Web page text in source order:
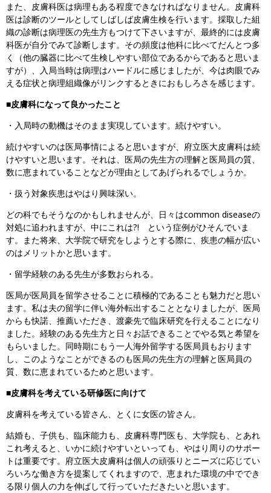
また、皮膚科医は病理もある程度できなければなりません。皮膚科
医は診断のツールとしてしばしば皮膚生検を行います。採取した組
織の診断は病理医の先生方もつけて下さいますが、最終的には皮膚
科医が自分でみて診断します。その頻度は他科に比べてだんとつ多
く（他の臓器に比べて生検しやすい部位であるからであると思いま
すが）、入局当時は病理はハードルに感じましたが、今は肉眼でみ
える症状と病理組織像がリンクするときにおもしろさを感じます。
■皮膚科になって良かったこと
・入局時の動機はそのまま実現しています。続けやすい。
続けやすいのは医局事情によると思いますが、府立医大皮膚科は続
けやすいと思います。それは、医局の先生方の理解と医局員の質、
数に恵まれていることなどが理由としてあげられるでしょうか。
・扱う対象疾患はやはり興味深い。
どの科でもそうなのかもしれませんが、日々はcommon diseaseの
対処に追われますが、中にこれは?! という症例がひそんでいま
す。また将来、大学院で研究をしようとする際に、疾患の幅が広い
のはメリットかと思います。
・留学経験のある先生が多数おられる。
医局が医局員を留学させることに積極的であることも魅力だと思い
ます。私は夫の留学に伴い海外転出することとなりましたが、医局
からも快諾、推薦いただき、渡豪先で臨床研究を行えることになり
ました。経験のある先生方と日々お話できることでやる気と希望を
もらいました。同時期にもう一人海外留学する医局員もおります
し、このようなことができるのも医局の先生方の理解と医局員の
質、数に恵まれているためと思います。
■皮膚科を考えている研修医に向けて
皮膚科を考えている皆さん、とくに女医の皆さん。
結婚も、子供も、臨床能力も、皮膚科専門医も、大学院も、とあれ
これ考えると、いかに続けやすいといっても、やはり周りのサポー
トは重要です。府立医大皮膚科は個人の頑張りとニーズに応じてい
ろいろな働き方を提案してくれますので、恵まれた環境の中ででき
る限り個人の力を伸ばして行っていただきたいと思います。